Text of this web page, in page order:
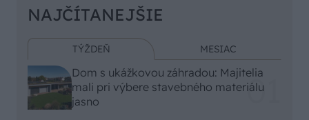
NAJČÍTANEJŠIE
TÝŽDEŇ MESIAC
Dom s ukážkovou záhradou: Majitelia
mali pri výbere stavebného materiálu
jasno